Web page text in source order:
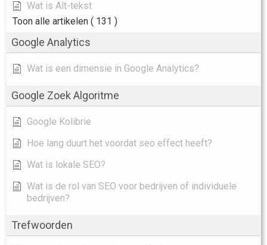
Wat is Alt-tekst
Toon alle artikelen ( 131 )
Google Analytics
Wat is een dimensie in Google Analytics?
Google Zoek Algoritme
Google Kolibrie
Hoe lang duurt het voordat seo effect heeft?
Wat is lokale SEO?
Wat is de rol van SEO voor bedrijven of individuele
bedrijven?
Trefwoorden